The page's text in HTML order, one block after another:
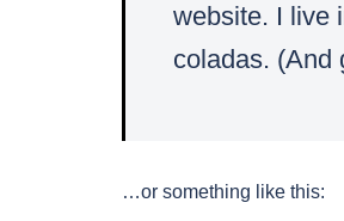
website. I live
coladas. (And
…or something like this: